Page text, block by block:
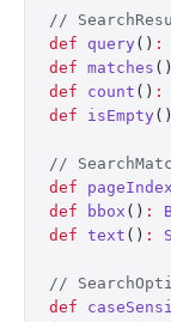
//
def query () :
def matches ()
def count () :
def isEmpty ()
//
def pageIndex
def bbox () :
def text () :
//
def